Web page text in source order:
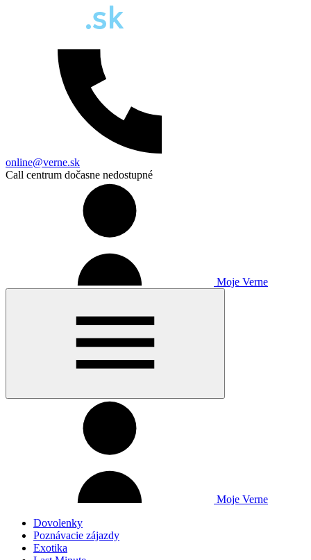
online@verne.sk
Call centrum dočasne nedostupné
Moje Verne
Moje Verne
Dovolenky
Poznávacie zájazdy
Exotika